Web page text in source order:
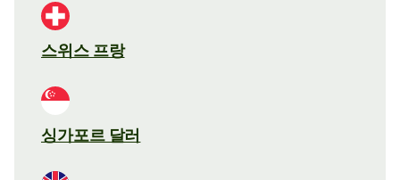
스위스 프랑
싱가포르 달러